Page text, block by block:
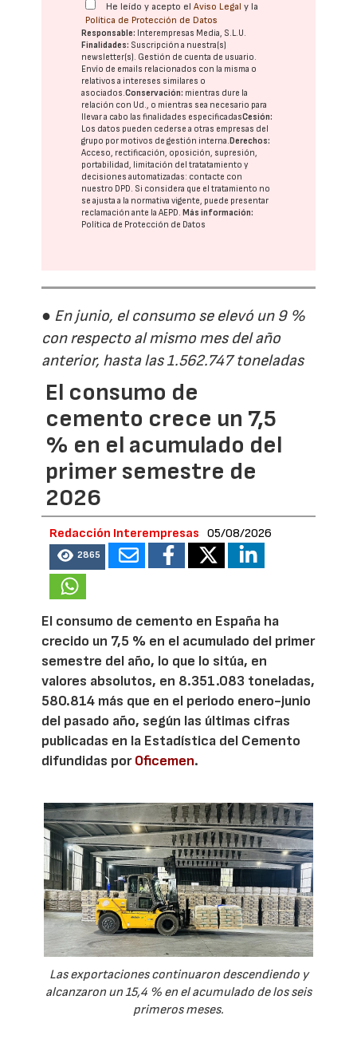
He leído y acepto elAviso Legal y la
Política de Protección de Datos
Responsable: Interempresas Media, S.L.U.
Finalidades: Suscripción a nuestra(s)
newsletter(s). Gestión de cuenta de usuario.
Envío de emails relacionados con la misma o
relativos a intereses similares o
asociados.Conservación: mientras dure la
relación con Ud., o mientras sea necesario para
llevar a cabo las finalidades especificadasCesión:
Los datos pueden cederse a otras empresas del
grupo por motivos de gestión interna. Derechos:
Acceso, rectificación, oposición, supresión,
portabilidad, limitación del tratatamiento y
decisiones automatizadas: contacte con
nuestro DPD. Si considera que el tratamiento no
se ajusta a la normativa vigente, puede presentar
reclamación ante laAEPD. Más información:
Política de Protección de Datos
● En junio, el consumo se elevó un 9 %
con respecto al mismo mes del año
anterior, hasta las 1.562.747 toneladas
El consumo de
cemento crece un 7,5
% en el acumulado del
primer semestre de
2026
Redacción Interempresas 05/08/2026
2865
El consumo de cemento en España ha
crecido un 7,5 % en el acumulado del primer
semestre del año, lo que lo sitúa, en
valores absolutos, en 8.351.083 toneladas,
580.814 más que en el periodo enero-junio
del pasado año, según las últimas cifras
publicadas en la Estadística del Cemento
difundidas porOficemen.
Las exportaciones continuaron descendiendo y
alcanzaron un 15,4 % en el acumulado de los seis
primeros meses.